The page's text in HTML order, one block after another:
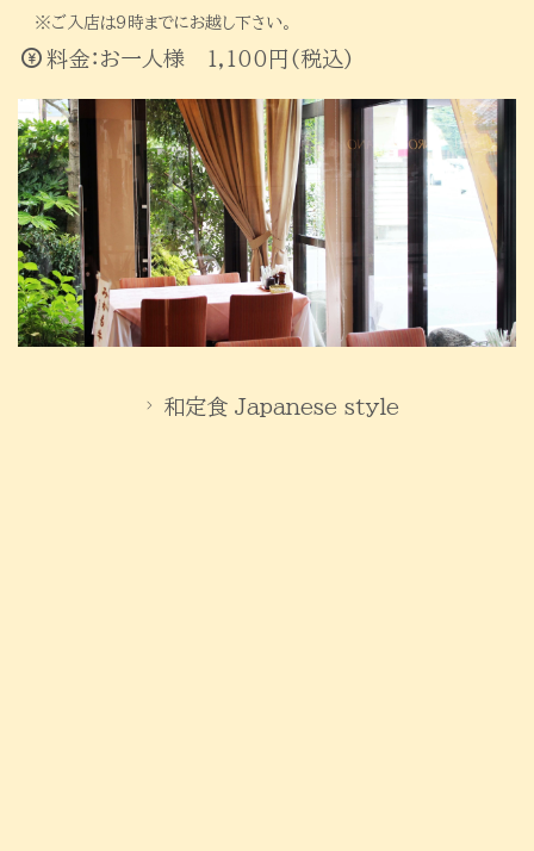
※ご入店は９時までにお越し下さい。
料金：お一人様 1,100円(税込)
和定食 Japanese style